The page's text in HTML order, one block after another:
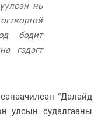
нь
бодит
гэдэгт
“Далайд
улсын судалгааны